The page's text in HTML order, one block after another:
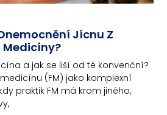
Jícnu Z
Medicíny?
a jak se liší od té konvenční?
(FM) jako komplexní
praktik FM má krom jiného,